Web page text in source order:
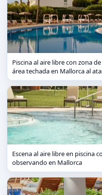
Piscina al aire libre con zona
área techada en Mallorca al
Escena al aire libre en piscina
observando en Mallorca